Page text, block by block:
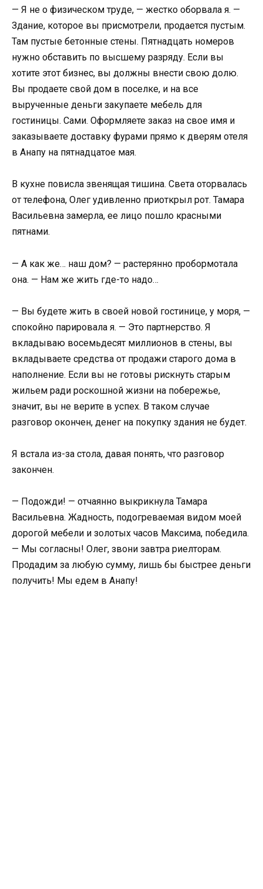
— Я не о физическом труде, — жестко оборвала я. —
Здание, которое вы присмотрели, продается пустым.
Там пустые бетонные стены. Пятнадцать номеров
нужно обставить по высшему разряду. Если вы
хотите этот бизнес, вы должны внести свою долю.
Вы продаете свой дом в поселке, и на все
вырученные деньги закупаете мебель для
гостиницы. Сами. Оформляете заказ на свое имя и
заказываете доставку фурами прямо к дверям отеля
в Анапу на пятнадцатое мая.
В кухне повисла звенящая тишина. Света оторвалась
от телефона, Олег удивленно приоткрыл рот. Тамара
Васильевна замерла, ее лицо пошло красными
пятнами.
— А как же… наш дом? — растерянно пробормотала
она. — Нам же жить где-то надо…
— Вы будете жить в своей новой гостинице, у моря, —
спокойно парировала я. — Это партнерство. Я
вкладываю восемьдесят миллионов в стены, вы
вкладываете средства от продажи старого дома в
наполнение. Если вы не готовы рискнуть старым
жильем ради роскошной жизни на побережье,
значит, вы не верите в успех. В таком случае
разговор окончен, денег на покупку здания не будет.
Я встала из-за стола, давая понять, что разговор
закончен.
— Подожди! — отчаянно выкрикнула Тамара
Васильевна. Жадность, подогреваемая видом моей
дорогой мебели и золотых часов Максима, победила.
— Мы согласны! Олег, звони завтра риелторам.
Продадим за любую сумму, лишь бы быстрее деньги
получить! Мы едем в Анапу!